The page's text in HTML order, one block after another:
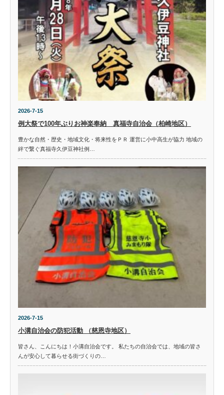
2026-7-15
例大祭で100年ぶりお神楽奉納 真福寺自治会（柏崎地区）
豊かな自然・歴史・地域文化・将来性をＰＲ 運営に小中高生が協力 地域の
絆で繋ぐ真福寺久伊豆神社例…
2026-7-15
小溝自治会の防犯活動 （慈恩寺地区）
皆さん、こんにちは！小溝自治会です。 私たちの自治会では、地域の皆さ
んが安心して暮らせる街づくりの…